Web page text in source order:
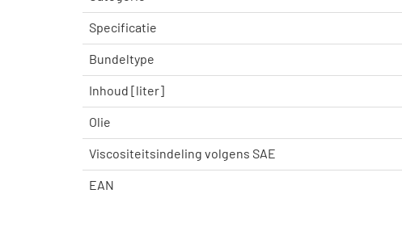
Specificatie
Bundeltype
Inhoud [liter]
Olie
Viscositeitsindeling volgens SAE
EAN